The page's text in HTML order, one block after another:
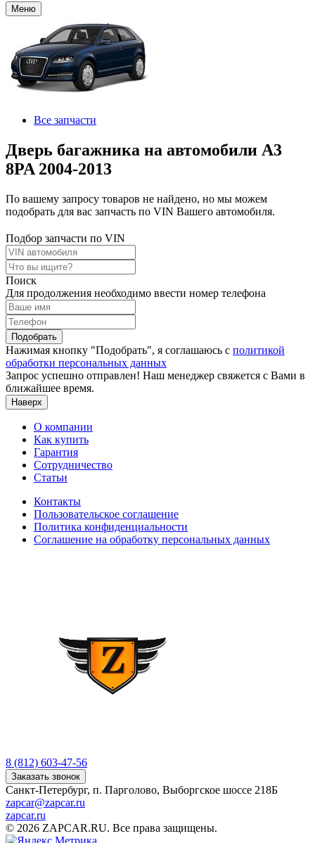
Меню
Все запчасти
Дверь багажника на автомобили A3
8PA 2004-2013
По вашему запросу товаров не найдено, но мы можем
подобрать для вас запчасть по VIN Вашего автомобиля.
Подбор запчасти по VIN
Поиск
Для продолжения необходимо ввести номер телефона
Подобрать
Нажимая кнопку "Подобрать", я соглашаюсь с политикой
обработки персональных данных
Запрос успешно отправлен! Наш менеджер свяжется с Вами в
ближайшее время.
Наверх
О компании
Как купить
Гарантия
Сотрудничество
Статьи
Контакты
Пользовательское соглашение
Политика конфиденциальности
Соглашение на обработку персональных данных
8 (812) 603-47-56
Заказать звонок
Санкт-Петербург, п. Парголово, Выборгское шоссе 218Б
zapcar@zapcar.ru
zapcar.ru
© 2026 ZAPCAR.RU. Все права защищены.